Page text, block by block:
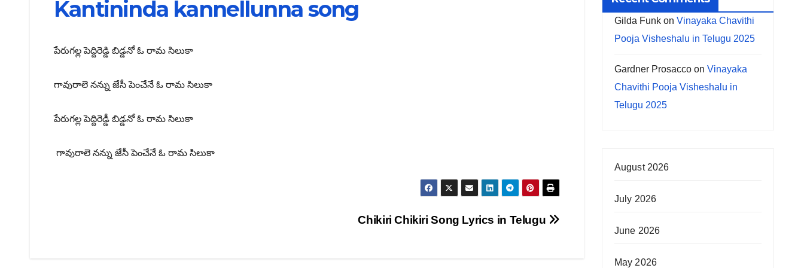
Kantininda kannellunna song
పేరుగల్ల పెద్దిరెడ్డి బిడ్డనో ఓ రామ సిలుకా
గావురాలె నన్ను జేసీ పెంచేనే ఓ రామ సిలుకా
పేరుగల్ల పెద్దిరెడ్డీ బిడ్డనో ఓ రామ సిలుకా
గావురాలె నన్ను జేసీ పెంచేనే ఓ రామ సిలుకా
Chikiri Chikiri Song Lyrics in Telugu
Gilda Funkon Vinayaka Chavithi
Pooja Visheshalu in Telugu 2025
Gardner Prosaccoon Vinayaka
Chavithi Pooja Visheshalu in
Telugu 2025
August 2026
July 2026
June 2026
May 2026